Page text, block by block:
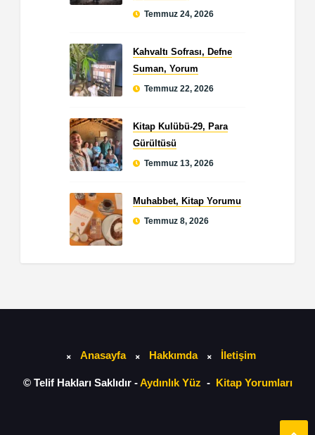
Temmuz 24, 2026
Kahvaltı Sofrası, Defne
Suman, Yorum
Temmuz 22, 2026
Kitap Kulübü-29, Para
Gürültüsü
Temmuz 13, 2026
Muhabbet, Kitap Yorumu
Temmuz 8, 2026
Anasayfa Hakkımda İletişim
© Telif Hakları Saklıdır -Aydınlık Yüz - Kitap Yorumları